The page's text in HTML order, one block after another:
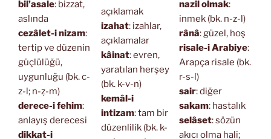
bil’asale: bizzat,
aslında
cezâlet-i nizam:
tertip ve düzenin
güçlülüğü,
uygunluğu (bk. c-
z-l; n-ẓ-m)
derece-i fehim:
anlayış derecesi
dikkat-i
açıklamak
izahat: izahlar,
açıklamalar
kâinat: evren,
yaratılan herşey
(bk. k-v-n)
kemâl-i
intizam: tam bir
düzenlilik (bk. k-
nazil olmak:
inmek (bk. n-z-l)
rânâ: güzel, hoş
risale-i Arabiye:
Arapça risale (bk.
r-s-l)
sair: diğer
sakam: hastalık
selâset: sözün
akıcı olma hali;